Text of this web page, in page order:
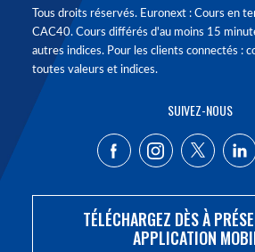
Tous droits réservés. Euronext : Cours en
CAC40. Cours différés d'au moins 15
autres indices. Pour les clients connectés :
toutes valeurs et indices.
SUIVEZ-NOUS
TÉLÉCHARGEZ DÈS À
APPLICATION